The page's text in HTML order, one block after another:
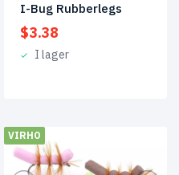
I-Bug Rubberlegs
$3.38
I lager
VIRHO